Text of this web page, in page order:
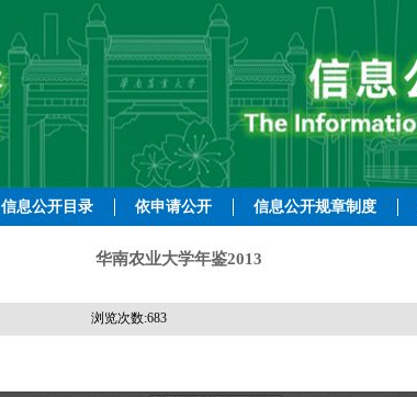
信息公开目录 依申请公开 信息公开规章制度
华南农业大学年鉴2013
浏览次数:683